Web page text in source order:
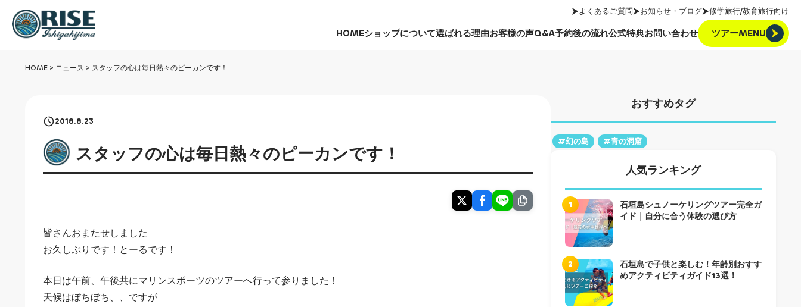
よくあるご質問 お知らせ・ブログ 修学旅行/教育旅行向け
HOMEショップについて選ばれる理由お客様の声Q&A予約後の流れ公式特典お問い合わせ
ツアーMENU
HOME > ニュース > スタッフの心は毎日熱々のピーカンです！
2018.8.23
スタッフの心は毎日熱々のピーカンです！
皆さんおまたせしました
お久しぶりです！とーるです！
本日は午前、午後共にマリンスポーツのツアーへ行って参りました！
天候はぼちぼち、、ですが
おすすめタグ
#幻の島 #青の洞窟
人気ランキング
1
石垣島シュノーケリングツアー完全ガ
イド｜自分に合う体験の選び方
2
石垣島で子供と楽しむ！年齢別おすす
めアクティビティガイド13選！